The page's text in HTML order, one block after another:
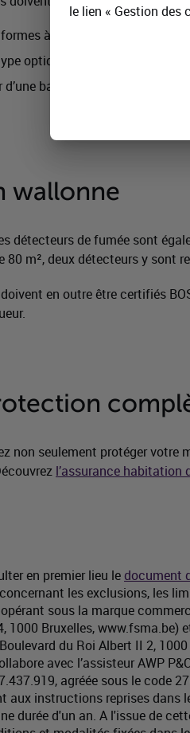
à la norme européenne EN
optique (les modèles
d’une batterie intégrée d’une
wallonne
détecteurs de fumée sont
80 m², deux détecteurs y sont
en outre être certifiés
non seulement protéger votre
l’assurance habitation
en premier lieu le document
les exclusions, les
sous la marque
1000 Bruxelles, www.fsma.be)
du Roi Albert II 2,
avec l’assisteur AWP
agréée sous le code
aux instructions reprises dans
durée d'un an. A l'issue de
le lien « Gestion des